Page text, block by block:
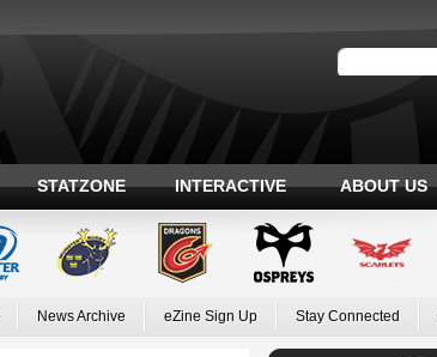
STATZONE INTERACTIVE ABOUT US
News Archive eZine Sign Up Stay Connected